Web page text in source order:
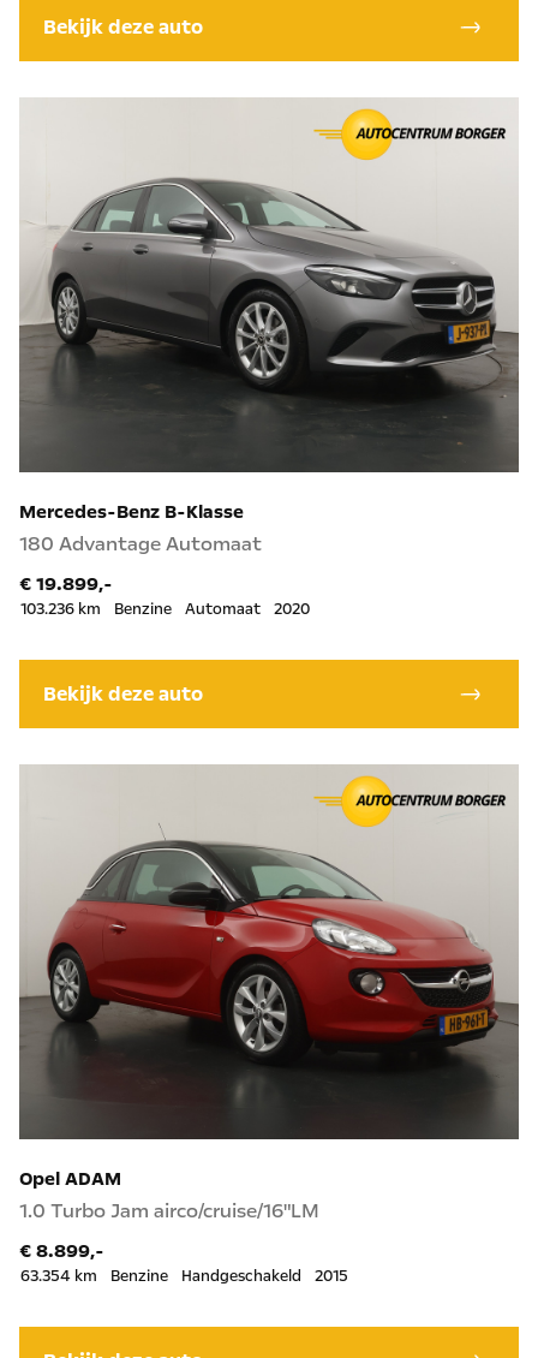
Bekijk deze auto
Mercedes-Benz B-Klasse
180 Advantage Automaat
€ 19.899,-
103.236 km Benzine Automaat 2020
Bekijk deze auto
Opel ADAM
1.0 Turbo Jam airco/cruise/16"LM
€ 8.899,-
63.354 km Benzine Handgeschakeld 2015